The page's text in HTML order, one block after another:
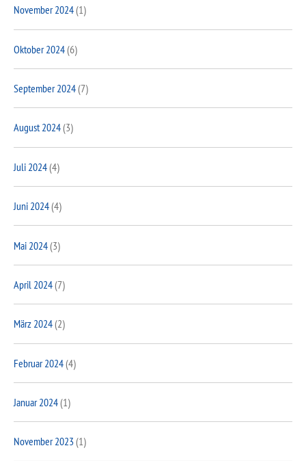
November 2024(1)
Oktober 2024(6)
September 2024(7)
August 2024(3)
Juli 2024(4)
Juni 2024(4)
Mai 2024(3)
April 2024(7)
März 2024(2)
Februar 2024(4)
Januar 2024(1)
November 2023(1)